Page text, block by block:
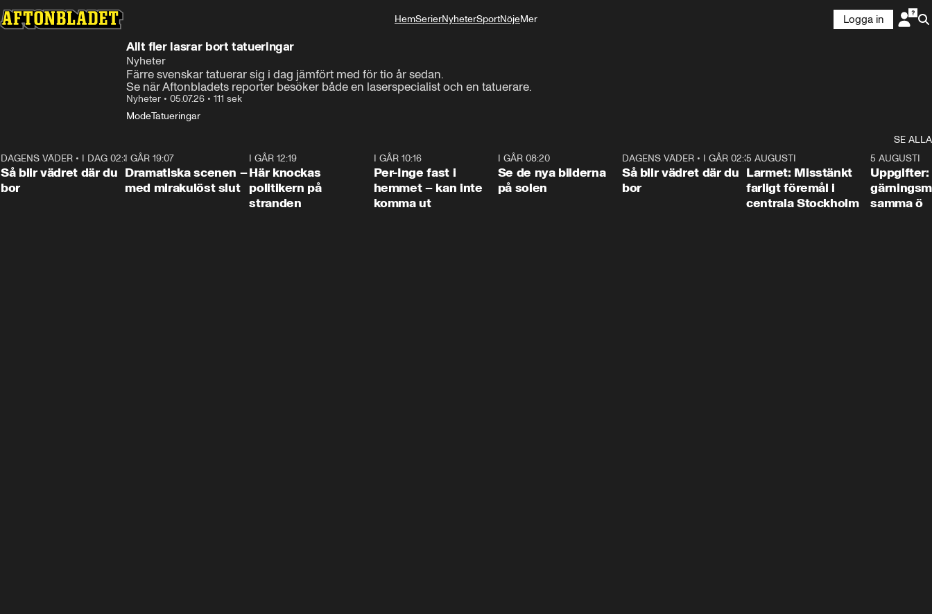
HemSerierNyheterSportNöjeMer
Logga in
Allt fler lasrar bort tatueringar
Nyheter
Färre svenskar tatuerar sig i dag jämfört med för tio år sedan.
Se när Aftonbladets reporter besöker både en laserspecialist och en tatuerare.
Nyheter • 05.07.26 • 111 sek
ModeTatueringar
SE ALLA
1:06
DAGENS VÄDER • I DAG 02:30
Så blir vädret där du
bor
I GÅR 19:07
Dramatiska scenen –
med mirakulöst slut
I GÅR 12:19
Här knockas
politikern på
stranden
I GÅR 10:16
Per-Inge fast i
hemmet – kan inte
komma ut
I GÅR 08:20
Se de nya bilderna
på solen
1:06
DAGENS VÄDER• I GÅR 02:30
Så blir vädret där du
bor
0:35
5 AUGUSTI
Larmet: Misstänkt
farligt föremål i
centrala Stockholm
5 AUGUSTI
Uppgifter:
samma ö